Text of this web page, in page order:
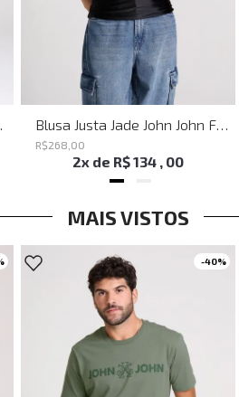
Blusa Justa Jade John John Feminina
R$268 00
2x de R$134 , 00
MAIS VISTOS
-40%